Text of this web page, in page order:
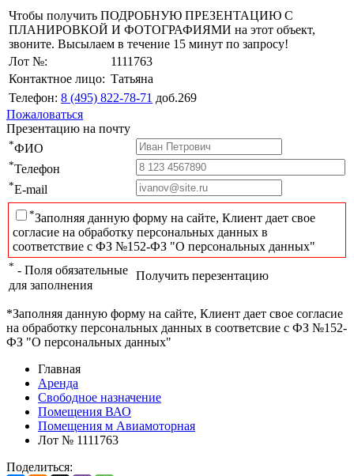
Чтобы получить ПОДРОБНУЮ ПРЕЗЕНТАЦИЮ С
ПЛАНИРОВКОЙ И ФОТОГРАФИЯМИ на этот объект,
звоните. Высылаем в течение 15 минут по запросу!
Лот №:
1111763
Контактное лицо: Татьяна
Телефон: 8 (495) 822-78-71 доб.269
Пожаловаться
Презентацию на почту
*ФИО
*Телефон
*E-mail
*Заполняя данную форму на сайте, Клиент дает свое
согласие на обработку персональных данных в
соответствие с ФЗ №152-ФЗ "О персональных данных"
* - Поля обязательные
для заполнения
Получить перезентацию
*Заполняя данную форму на сайте, Клиент дает свое согласие
на обработку персональных данных в соответсвие с ФЗ №152-
ФЗ "О персональных данных"
Главная
Аренда
Свободное назначение
Помещения ВАО
Помещения м Авиамоторная
Лот № 1111763
Поделиться: